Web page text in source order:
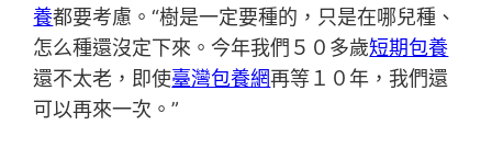
養都要考慮。“樹是一定要種的，只是在哪兒種、
怎么種還沒定下來。今年我們５０多歲短期包養
還不太老，即使臺灣包養網再等１０年，我們還
可以再來一次。”